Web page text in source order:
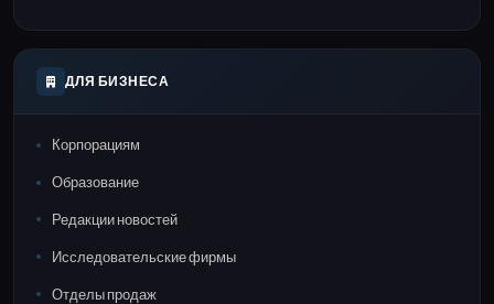
ДЛЯ БИЗНЕСА
Корпорациям
Образование
Редакции новостей
Исследовательские фирмы
Отделы продаж